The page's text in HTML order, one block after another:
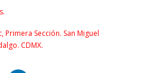
Sección. San Miguel
CDMX.